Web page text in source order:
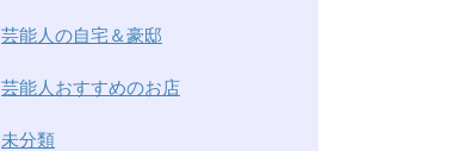
芸能人の自宅＆豪邸
芸能人おすすめのお店
未分類